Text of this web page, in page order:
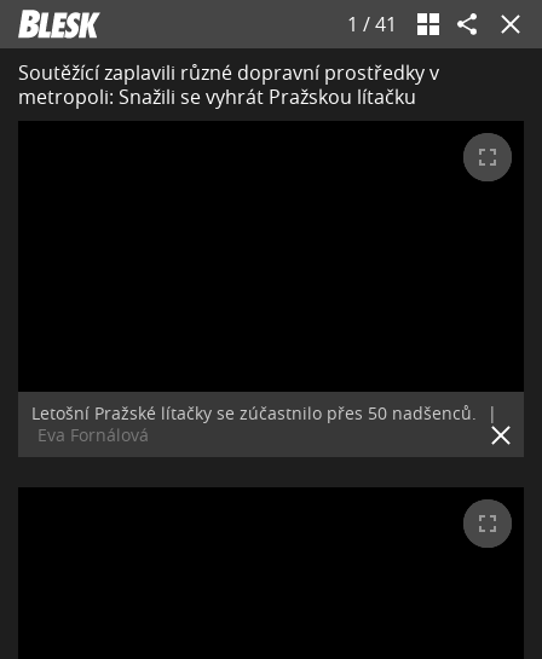
1 /41
Soutěžící zaplavili různé dopravní prostředky v
metropoli: Snažili se vyhrát Pražskou lítačku
Letošní Pražské lítačky se zúčastnilo přes 50 nadšenců.
|
Eva Fornálová